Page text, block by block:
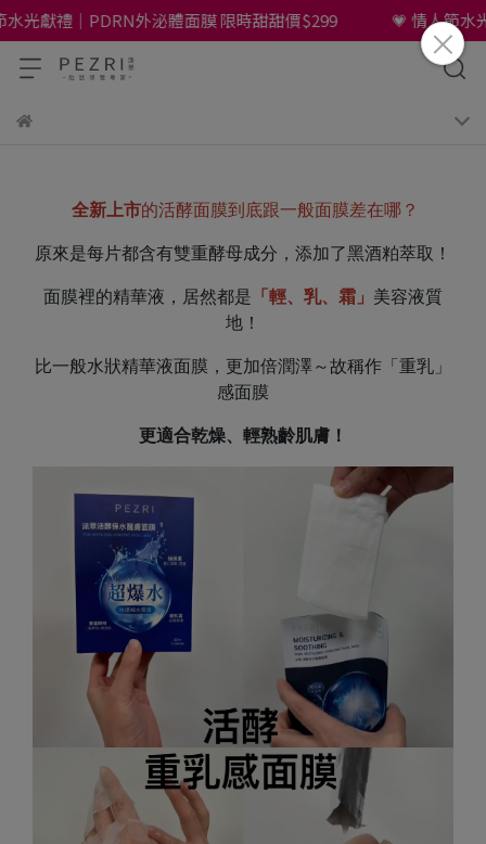
光獻禮｜PDRN外泌體面膜 限時甜甜價$299 💗 情人節水
全新上市的活酵面膜到底跟一般面膜差在哪？
原來是每片都含有雙重酵母成分，添加了黑酒粕萃取！
面膜裡的精華液，居然都是 「輕、乳、霜」 美容液質
地！
比一般水狀精華液面膜，更加倍潤澤～故稱作「重乳」
感面膜
更適合乾燥、輕熟齡肌膚！